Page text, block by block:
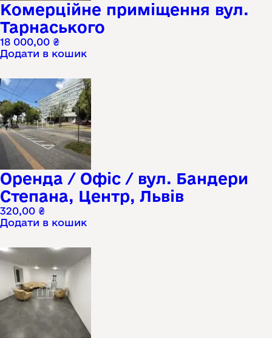
Комерційне приміщення вул.
Тарнаського
18 000,00 ₴
Додати в кошик
Оренда / Офіс / вул. Бандери
Степана, Центр, Львів
320,00 ₴
Додати в кошик